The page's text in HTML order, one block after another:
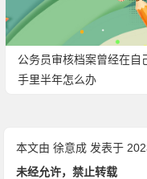
公务员审核档案曾经在自
手里半年怎么办
本文由徐意成 发表于
未经允许，禁止转载